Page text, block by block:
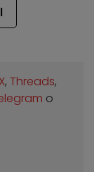
X, Threads,
o